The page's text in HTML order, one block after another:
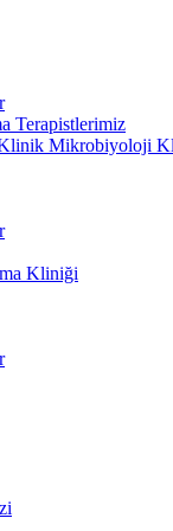
Terapistlerimiz
Klinik Mikrobiyoloji
Kliniği